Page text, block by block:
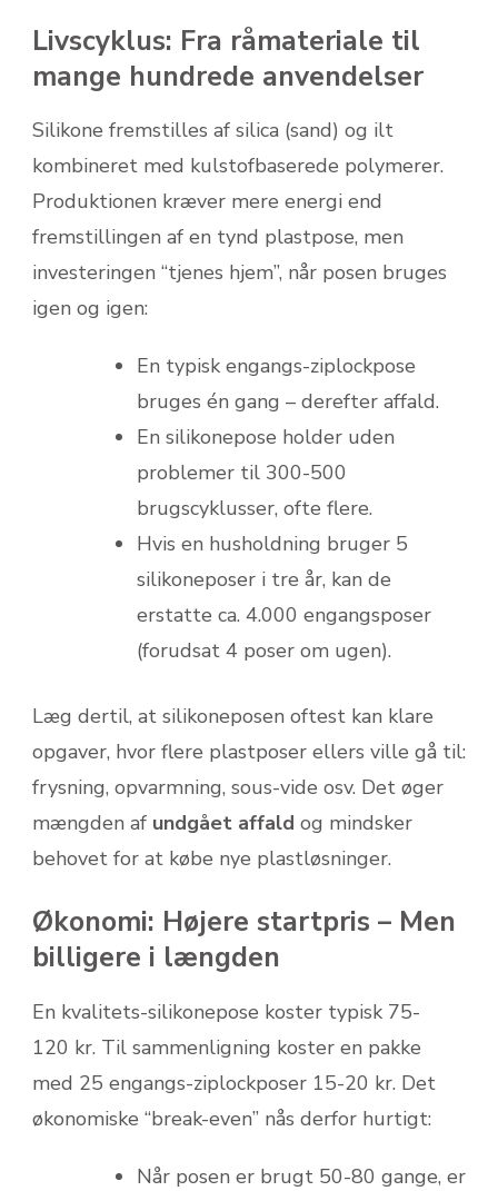
Livscyklus: Fra råmateriale til
mange hundrede anvendelser
Silikone fremstilles af silica (sand) og ilt
kombineret med kulstof­baserede poly­merer.
Produktionen kræver mere energi end
fremstillingen af en tynd plastpose, men
investeringen “tjenes hjem”, når posen bruges
igen og igen:
En typisk engangs-ziplockpose
bruges én gang – derefter affald.
En silikonepose holder uden
problemer til 300-500
brugscyklusser, ofte flere.
Hvis en husholdning bruger 5
silikoneposer i tre år, kan de
erstatte ca. 4.000 engangsposer
(forudsat 4 poser om ugen).
Læg dertil, at silikoneposen oftest kan klare
opgaver, hvor flere plastposer ellers ville gå til:
frysning, opvarmning, sous-vide osv. Det øger
mængden af undgået affald og mindsker
behovet for at købe nye plastløsninger.
Økonomi: Højere startpris – Men
billigere i længden
En kvalitets-silikonepose koster typisk 75-
120 kr. Til sammenligning koster en pakke
med 25 engangs-ziplockposer 15-20 kr. Det
økonomiske “break-even” nås derfor hurtigt:
Når posen er brugt 50-80 gange, er